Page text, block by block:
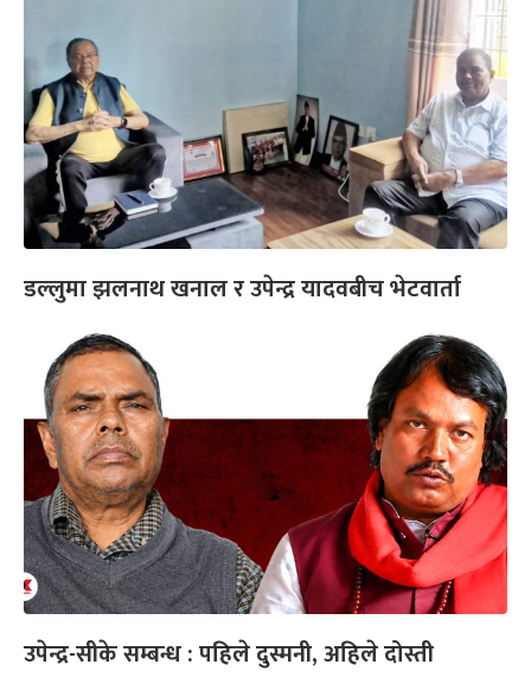
डल्लुमा झलनाथ खनाल र उपेन्द्र यादवबीच भेटवार्ता
उपेन्द्र-सीके सम्बन्ध : पहिले दुस्मनी, अहिले दोस्ती